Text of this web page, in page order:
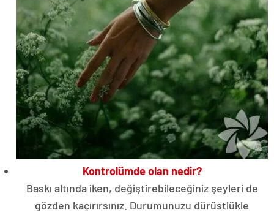
Kontrolümde olan nedir?
Baskı altında iken, değiştirebileceğiniz şeyleri de
gözden kaçırırsınız. Durumunuzu dürüstlükle